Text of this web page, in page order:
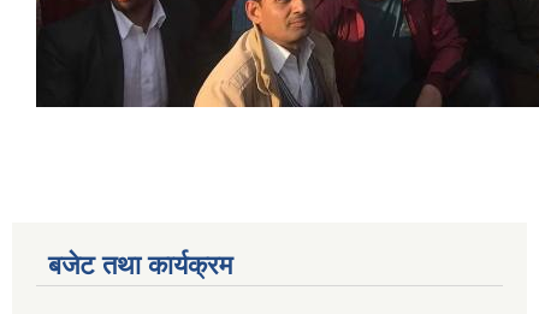
बजेट तथा कार्यक्रम